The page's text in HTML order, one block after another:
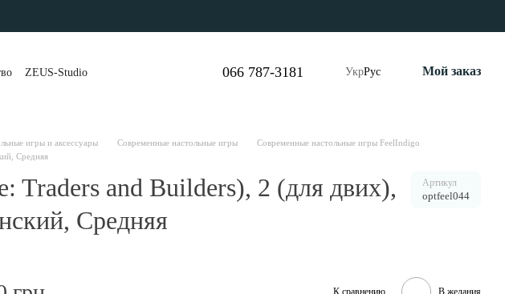
ZEUS-Studio
066 787-3181 УкрРус Мой заказ
игры и аксессуары Современные настольные игры
Современные настольные игры FeelIndigo
Средняя
Traders and Builders), 2 (для двих),
Средняя
Артикул
optfeel044
К сравнению В желания